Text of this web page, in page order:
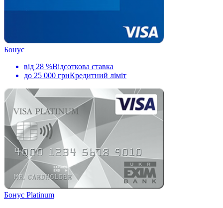
Бонус
від 28 %Відсоткова ставка
до 25 000 грнКредитний ліміт
Бонус Platinum